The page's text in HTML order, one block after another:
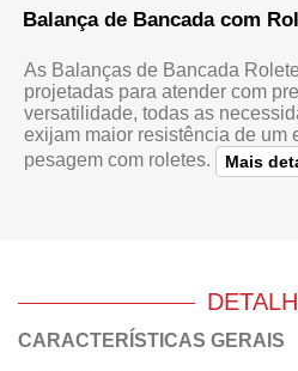
Balança de Bancada com
As Balanças de Bancada
projetadas para atender com
versatilidade, todas as
exijam maior resistência de um
pesagem com roletes.
Mais
CARACTERÍSTICAS GERAIS